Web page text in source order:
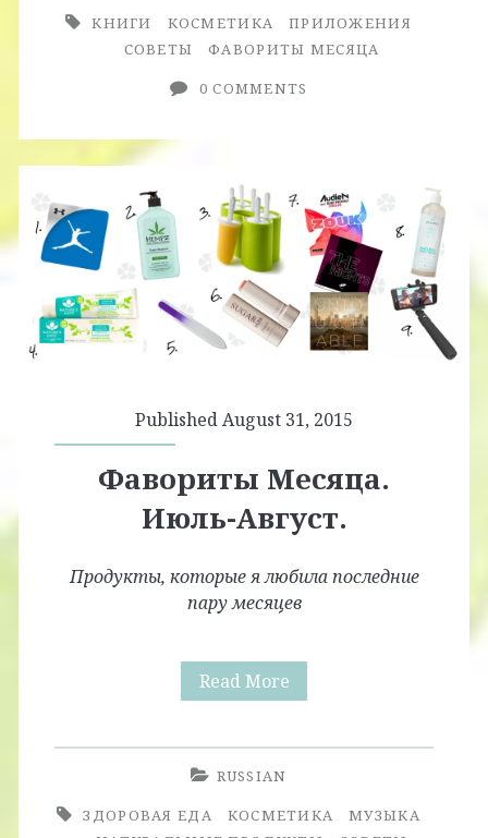
КНИГИ
КОСМЕТИКА
ПРИЛОЖЕНИЯ
СОВЕТЫ
ФАВОРИТЫ МЕСЯЦА
0 COMMENTS
Published August 31, 2015
Фавориты Месяца.
Июль-Август.
Продукты, которые я любила последние
пару месяцев
Read MoreФавориты
RUSSIAN
ЗДОРОВАЯ ЕДА
КОСМЕТИКА
МУЗЫКА